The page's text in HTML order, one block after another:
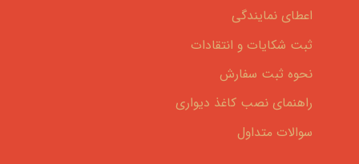
اعطای نمایندگی
ثبت شکایات و انتقادات
نحوه ثبت سفارش
راهنمای نصب کاغذ دیواری
سوالات متداول